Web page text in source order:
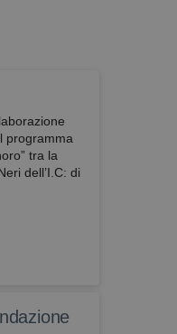
programma
tra la
dell’I.C: di